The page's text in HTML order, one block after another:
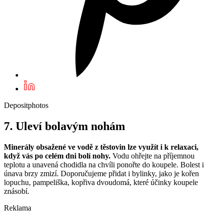
Depositphotos
7. Uleví bolavým nohám
Minerály obsažené ve vodě z těstovin lze využít i k relaxaci,
když vás po celém dni bolí nohy. Vodu ohřejte na příjemnou
teplotu a unavená chodidla na chvíli ponořte do koupele. Bolest i
únava brzy zmizí. Doporučujeme přidat i bylinky, jako je kořen
lopuchu, pampeliška, kopřiva dvoudomá, které účinky koupele
znásobí.
Reklama